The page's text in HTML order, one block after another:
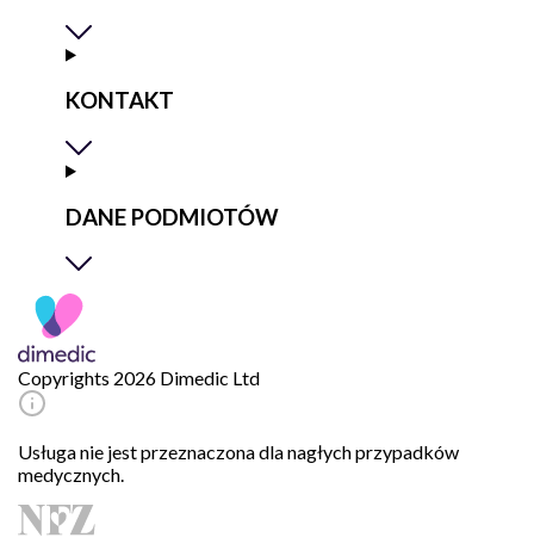
KONTAKT
DANE PODMIOTÓW
Copyrights 2026 Dimedic Ltd
Usługa nie jest przeznaczona dla nagłych przypadków
medycznych.